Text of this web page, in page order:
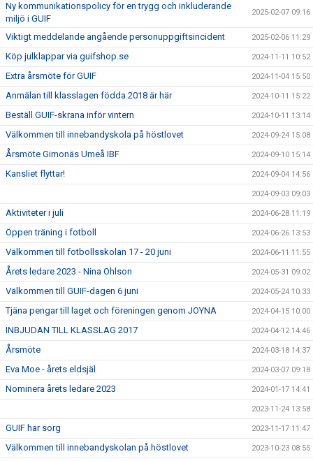
Ny kommunikationspolicy för en trygg och inkluderande
miljö i GUIF
2025-02-07 09:16
Viktigt meddelande angående personuppgiftsincident 2025-02-06 11:29
Köp julklappar via guifshop.se 2024-11-11 10:52
Extra årsmöte för GUIF 2024-11-04 15:50
Anmälan till klasslagen födda 2018 är här 2024-10-11 15:22
Beställ GUIF-skrana inför vintern 2024-10-11 13:14
Välkommen till innebandyskola på höstlovet 2024-09-24 15:08
Årsmöte Gimonäs Umeå IBF 2024-09-10 15:14
Kansliet flyttar! 2024-09-04 14:56
2024-09-03 09:03
Aktiviteter i juli 2024-06-28 11:19
Öppen träning i fotboll 2024-06-26 13:53
Välkommen till fotbollsskolan 17 - 20 juni 2024-06-11 11:55
Årets ledare 2023 - Nina Ohlson 2024-05-31 09:02
Välkommen till GUIF-dagen 6 juni 2024-05-24 10:33
Tjäna pengar till laget och föreningen genom JOYNA 2024-04-15 10:00
INBJUDAN TILL KLASSLAG 2017 2024-04-12 14:46
Årsmöte 2024-03-18 14:37
Eva Moe - årets eldsjäl 2024-03-07 09:18
Nominera årets ledare 2023 2024-01-17 14:41
2023-11-24 13:58
GUIF har sorg 2023-11-17 11:47
Välkommen till innebandyskolan på höstlovet 2023-10-23 08:55